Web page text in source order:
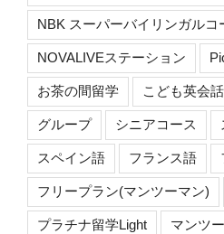
NBK スーパーバイリンガルコ
NOVALIVEステーション
お茶の間留学 こども英会話
グループ シニアコース
スペイン語 フランス語
フリープラン(マンツーマン)
プラチナ留学Light マンツ